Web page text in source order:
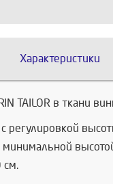
Характеристики
TAILOR в ткани
с регулировкой
минимальной
см.